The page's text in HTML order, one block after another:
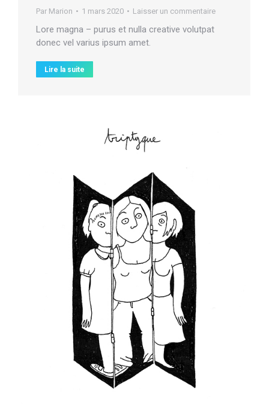
Par Marion 1 mars 2020 Laisser un commentaire
Lore magna – purus et nulla creative volutpat
donec vel varius ipsum amet.
Lire la suite